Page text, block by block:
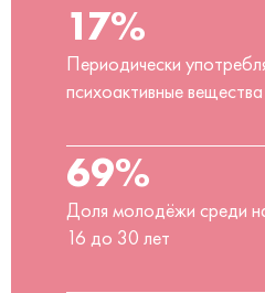
17%
Периодически
психоактивные вещества
69%
Доля молодёжи среди
16 до 30 лет